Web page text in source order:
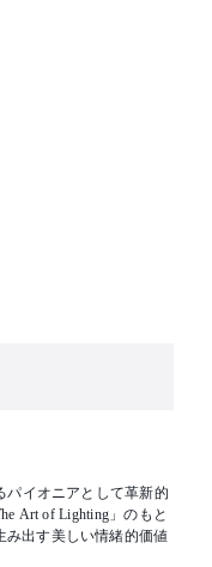
パイオニアとして革新的
Art of Lighting」のもと
み出す美しい情緒的価値